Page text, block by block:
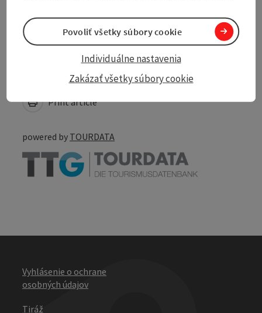
Create PDF
Print article
Nearby
powered by TOURDATA
Vyhlásenie o ochrane
osobných údajov
Tiráž
Zakázať všetky súbory cookie
Individuálne nastavenia
Povoliť všetky súbory cookie